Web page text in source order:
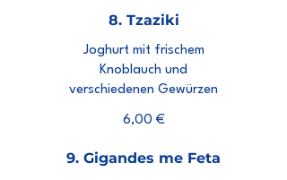
8. Tzaziki
Joghurt mit frischem
Knoblauch und
verschiedenen Gewürzen
6,00 €
9. Gigandes me Feta